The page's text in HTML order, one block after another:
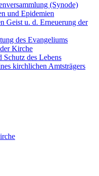
(Synode)
und Epidemien
Geist u. d. Erneuerung der
des Evangeliums
Kirche
Schutz des Lebens
kirchlichen Amtsträgers